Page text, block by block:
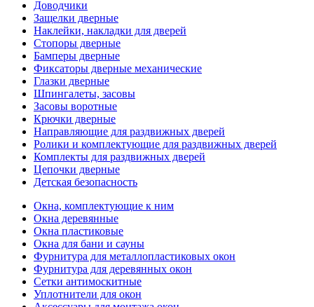
Доводчики
Защелки дверные
Наклейки, накладки для дверей
Стопоры дверные
Бамперы дверные
Фиксаторы дверные механические
Глазки дверные
Шпингалеты, засовы
Засовы воротные
Крючки дверные
Направляющие для раздвижных дверей
Ролики и комплектующие для раздвижных дверей
Комплекты для раздвижных дверей
Цепочки дверные
Детская безопасность
Окна, комплектующие к ним
Окна деревянные
Окна пластиковые
Окна для бани и сауны
Фурнитура для металлопластиковых окон
Фурнитура для деревянных окон
Сетки антимоскитные
Уплотнители для окон